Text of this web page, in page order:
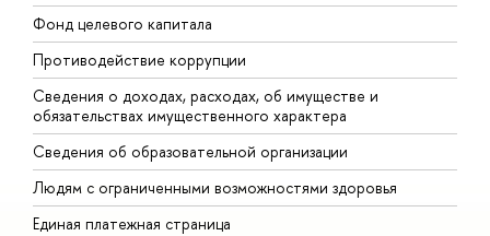
Фонд целевого капитала
Противодействие коррупции
Сведения о доходах, расходах, об имуществе и
обязательствах имущественного характера
Сведения об образовательной организации
Людям с ограниченными возможностями здоровья
Единая платежная страница